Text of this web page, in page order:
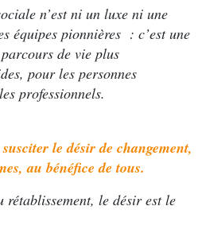
n’est ni un luxe ni une
équipes pionnières : c’est une
de vie plus
pour les personnes
professionnels.
le désir de changement,
au bénéfice de tous.
le désir est le